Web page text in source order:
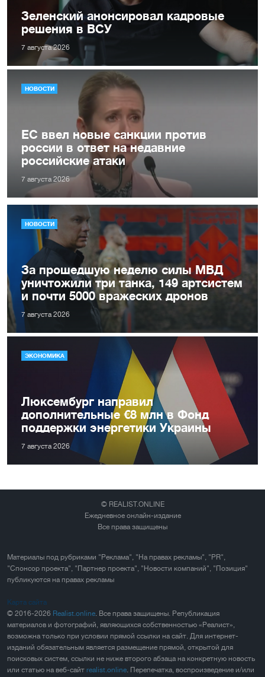
Зеленский анонсировал кадровые
решения в ВСУ
7 августа 2026
НОВОСТИ
ЕС ввел новые санкции против
россии в ответ на недавние
российские атаки
7 августа 2026
НОВОСТИ
За прошедшую неделю силы МВД
уничтожили три танка, 149 артсистем
и почти 5000 вражеских дронов
7 августа 2026
ЭКОНОМИКА
Люксембург направил
дополнительные €8 млн в Фонд
поддержки энергетики Украины
7 августа 2026
© REALIST.ONLINE
Ежедневное онлайн-издание
Все права защищены
Материалы под рубриками "Реклама", "На правах рекламы", "PR",
"Спонсор проекта", "Партнер проекта", "Новости компаний", "Позиция"
публикуются на правах рекламы
Карта сайта
© 2016-2026 Realist.online . Все права защищены. Републикация
материалов и фотографий, являющихся собственностью «Реалист»,
возможна только при условии прямой ссылки на сайт. Для интернет-
изданий обязательным является размещение прямой, открытой для
поисковых систем, ссылки не ниже второго абзаца на конкретную новость
или статью на веб-сайт realist.online . Перепечатка, воспроизведение и/или